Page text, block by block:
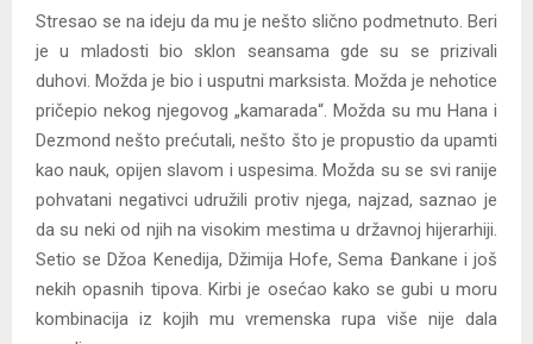
Stresao se na ideju da mu je nešto slično podmetnuto. Beri
je u mladosti bio sklon seansama gde su se prizivali
duhovi. Možda je bio i usputni marksista. Možda je nehotice
pričepio nekog njegovog „kamarada“. Možda su mu Hana i
Dezmond nešto prećutali, nešto što je propustio da upamti
kao nauk, opijen slavom i uspesima. Možda su se svi ranije
pohvatani negativci udružili protiv njega, najzad, saznao je
da su neki od njih na visokim mestima u državnoj hijerarhiji.
Setio se Džoa Kenedija, Džimija Hofe, Sema Đankane i još
nekih opasnih tipova. Kirbi je osećao kako se gubi u moru
kombinacija iz kojih mu vremenska rupa više nije dala